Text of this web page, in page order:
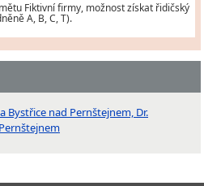
Fiktivní firmy, možnost získat řidičský
A, B, C, T).
Bystřice nad Pernštejnem, Dr.